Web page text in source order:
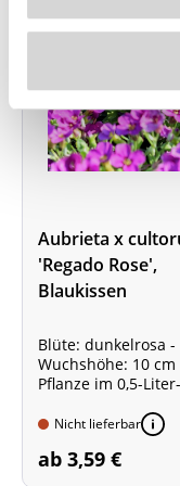
Aubrieta x
'Regado Rose',
Blaukissen
Blüte: dunkelrosa -
Wuchshöhe: 10 cm
Pflanze im 0,5-
Nicht lieferbar
ab 3,59 €